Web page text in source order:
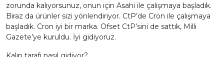
zorunda kalıyorsunuz, onun için Asahi ile çalışmaya başladık.
Biraz da ürünler sizi yönlendiriyor. CtP’de Cron ile çalışmaya
başladık. Cron iyi bir marka. Ofset CtP’sini de sattık, Milli
Gazete’ye kuruldu. İyi gidiyoruz.